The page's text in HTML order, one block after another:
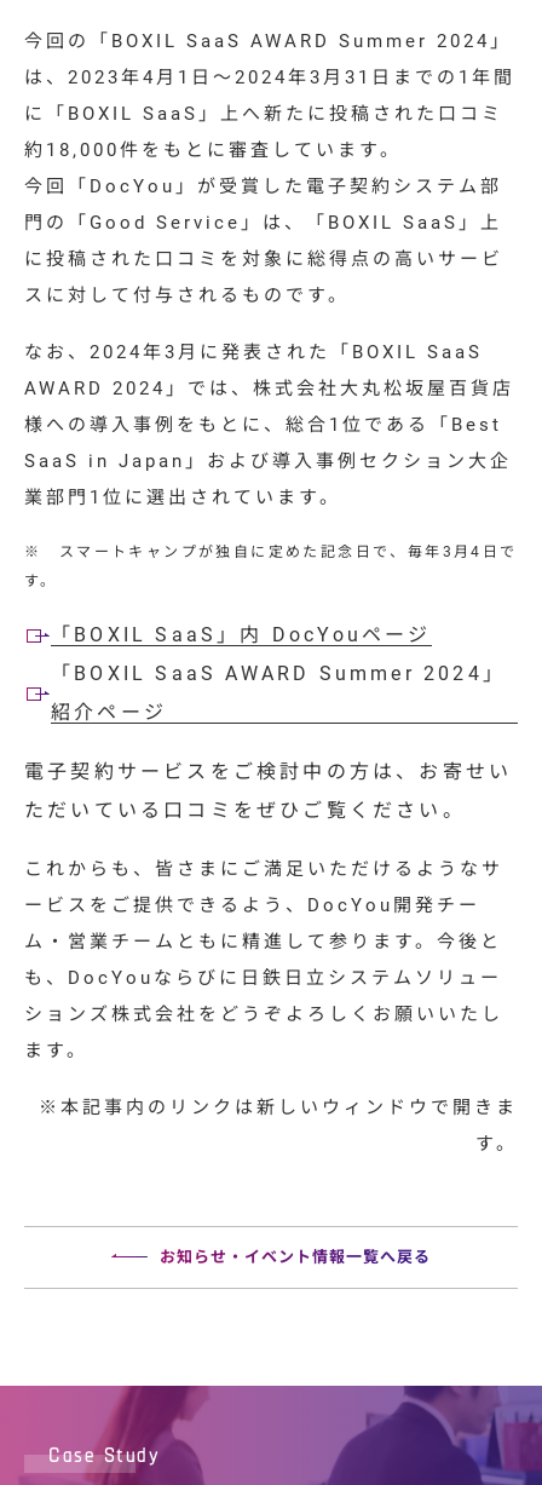
今回の「 BOXIL SaaS AWARD Summer 2024 」
は、 2023年4 月 1 日〜2024年3 月 31 日までの 1 年間
に「 BOXIL SaaS 」上へ新たに投稿された口コミ
約 18,000件をもとに審査しています。
今回「 DocYou 」が受賞した電子契約システム部
門の「 Good Service 」は、「 BOXIL SaaS 」上
に投稿された口コミを対象に総得点の高いサービ
スに対して付与されるものです。
なお、2024年3月に発表された
「BOXIL SaaS
AWARD 2024」 では、 株式会社大丸松坂屋百貨店
様への導入事例をもとに、総合1位である「Best
SaaS in Japan」および導入事例セクション大企
業部門1位に選出されています。
※ スマートキャンプが独自に定めた記念日で、毎年 3 月4 日で
す。
「BOXIL SaaS」内 DocYouページ
「BOXIL SaaS AWARD Summer 2024」
紹介ページ
電子契約サービスをご検討中の方は、お寄せい
ただいている口コミをぜひご覧ください。
これからも、皆さまにご満足いただけるようなサ
ービスをご提供できるよう、DocYou開発チー
ム・営業チームともに精進して参ります。今後と
も、DocYouならびに日鉄日立システムソリュー
ションズ株式会社をどうぞよろしくお願いいたし
ます。
※本記事内のリンクは新しいウィンドウで開きま
す。
お知らせ・イベント情報一覧へ戻る
Case Study